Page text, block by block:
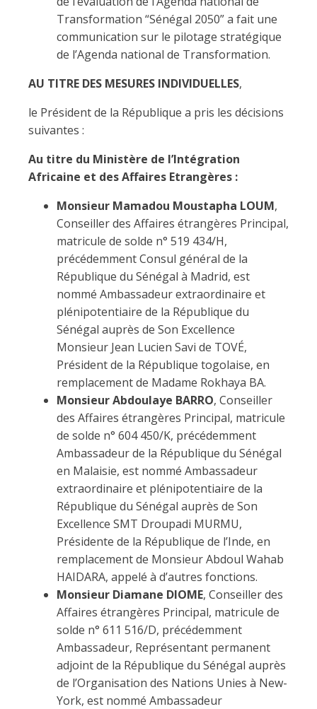
Transformation “Sénégal 2050” a fait une
communication sur le pilotage stratégique
de l’Agenda national de Transformation.
AU TITRE DES MESURES INDIVIDUELLES,
le Président de la République a pris les décisions
suivantes :
Au titre du Ministère de l’Intégration
Africaine et des Affaires Etrangères :
Monsieur Mamadou Moustapha LOUM,
Conseiller des Affaires étrangères Principal,
matricule de solde n° 519 434/H,
précédemment Consul général de la
République du Sénégal à Madrid, est
nommé Ambassadeur extraordinaire et
plénipotentiaire de la République du
Sénégal auprès de Son Excellence
Monsieur Jean Lucien Savi de TOVÉ,
Président de la République togolaise, en
remplacement de Madame Rokhaya BA.
Monsieur Abdoulaye BARRO, Conseiller
des Affaires étrangères Principal, matricule
de solde n° 604 450/K, précédemment
Ambassadeur de la République du Sénégal
en Malaisie, est nommé Ambassadeur
extraordinaire et plénipotentiaire de la
République du Sénégal auprès de Son
Excellence SMT Droupadi MURMU,
Présidente de la République de l’Inde, en
remplacement de Monsieur Abdoul Wahab
HAIDARA, appelé à d’autres fonctions.
Monsieur Diamane DIOME, Conseiller des
Affaires étrangères Principal, matricule de
solde n° 611 516/D, précédemment
Ambassadeur, Représentant permanent
adjoint de la République du Sénégal auprès
de l’Organisation des Nations Unies à New-
York, est nommé Ambassadeur